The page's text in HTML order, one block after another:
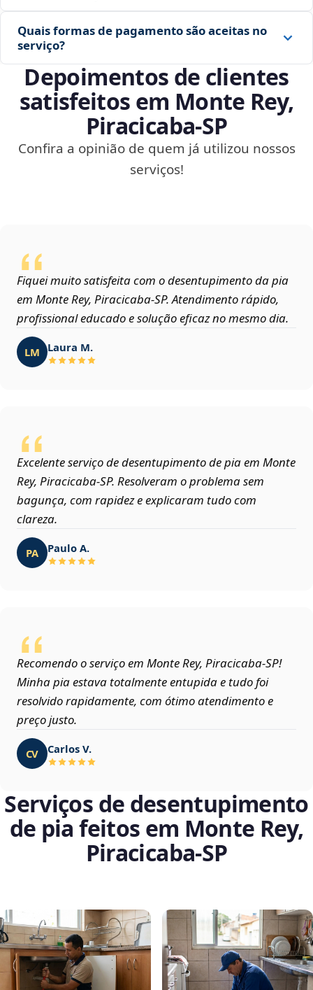
Quais formas de pagamento são aceitas no
serviço?
Depoimentos de clientes
satisfeitos em Monte Rey,
Piracicaba‑SP
Confira a opinião de quem já utilizou nossos
serviços!
Fiquei muito satisfeita com o desentupimento da pia
em Monte Rey, Piracicaba‑SP. Atendimento rápido,
profissional educado e solução eficaz no mesmo dia.
LM Laura M.
Excelente serviço de desentupimento de pia em Monte
Rey, Piracicaba‑SP. Resolveram o problema sem
bagunça, com rapidez e explicaram tudo com
clareza.
PA Paulo A.
Recomendo o serviço em Monte Rey, Piracicaba‑SP!
Minha pia estava totalmente entupida e tudo foi
resolvido rapidamente, com ótimo atendimento e
preço justo.
CV Carlos V.
Serviços de desentupimento
de pia feitos em Monte Rey,
Piracicaba‑SP